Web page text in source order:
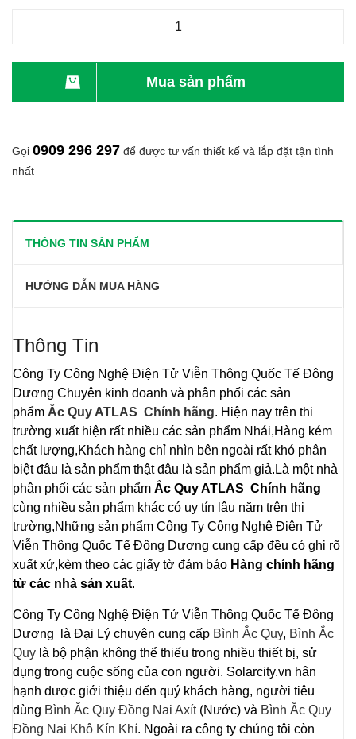
Mua sản phẩm
Gọi 0909 296 297 để được tư vấn thiết kế và lắp đặt tận tình
nhất
THÔNG TIN SẢN PHẨM
HƯỚNG DẪN MUA HÀNG
Thông Tin
Công Ty Công Nghệ Điện Tử Viễn Thông Quốc Tế Đông
Dương Chuyên kinh doanh và phân phối các sản
phẩm Ắc Quy ATLAS Chính hãng. Hiện nay trên thi
trường xuất hiện rất nhiều các sản phẩm Nhái,Hàng kém
chất lượng,Khách hàng chỉ nhìn bên ngoài rất khó phân
biệt đâu là sản phẩm thật đâu là sản phẩm giả.Là một nhà
phân phối các sản phẩm Ắc Quy ATLAS Chính hãng
cùng nhiều sản phẩm khác có uy tín lâu năm trên thi
trường,Những sản phẩm Công Ty Công Nghệ Điện Tử
Viễn Thông Quốc Tế Đông Dương cung cấp đều có ghi rõ
xuất xứ,kèm theo các giấy tờ đảm bảo Hàng chính hãng
từ các nhà sản xuất.
Công Ty Công Nghệ Điện Tử Viễn Thông Quốc Tế Đông
Dương là Đại Lý chuyên cung cấp Bình Ắc Quy, Bình Ắc
Quy là bộ phận không thể thiếu trong nhiều thiết bị, sử
dụng trong cuộc sống của con người. Solarcity.vn hân
hạnh được giới thiệu đến quý khách hàng, người tiêu
dùng Bình Ắc Quy Đồng Nai Axít (Nước) và Bình Ắc Quy
Đồng Nai Khô Kín Khí. Ngoài ra công ty chúng tôi còn